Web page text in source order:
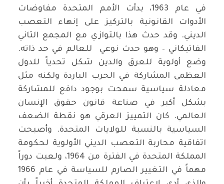
في عام 1963، بدأت الأمم المتحدة مفاوضات
الأدوات القانونية بالتركيز على إنهاء التعصب
الديني. وقد حدث هذا بالتوازي مع المجمع الثاني
الفاتيكاني – وهو حدث نوعي للعالم في حد ذاته.
وضع أولوية للعرق والدين شكل تحدياً للدول
العظمى المشاركة في الحرب الباردة ولكنه مثل
معادلة سياسية سمحت بوجود دافع للمشاركة
بشكل أكبر في صناعة قانون حقوق الإنسان
العالمي. كان التمييز العرقي هو نقطة الضعف
السياسية بالنسبة للولايات المتحدة. وأصبحت
اتفاقية محاربة التعصب الديني الأولوية لحكومة
المملكة المتحدة في الفترة من 1964، ولعبت دوراً
مهماً في التغيير الصارم للسياسة في عام 1966